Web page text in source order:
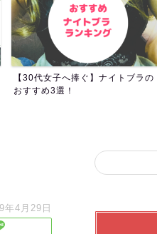
女子トイレって何故いつも並ぶの？
女子ってトイレ長すぎない...
年4月29日